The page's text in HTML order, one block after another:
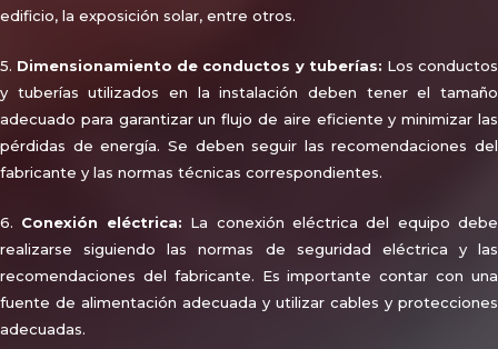
edificio, la exposición solar, entre otros.
5. Dimensionamiento de conductos y tuberías: Los conductos
y tuberías utilizados en la instalación deben tener el tamaño
adecuado para garantizar un flujo de aire eficiente y minimizar las
pérdidas de energía. Se deben seguir las recomendaciones del
fabricante y las normas técnicas correspondientes.
6. Conexión eléctrica: La conexión eléctrica del equipo debe
realizarse siguiendo las normas de seguridad eléctrica y las
recomendaciones del fabricante. Es importante contar con una
fuente de alimentación adecuada y utilizar cables y protecciones
adecuadas.